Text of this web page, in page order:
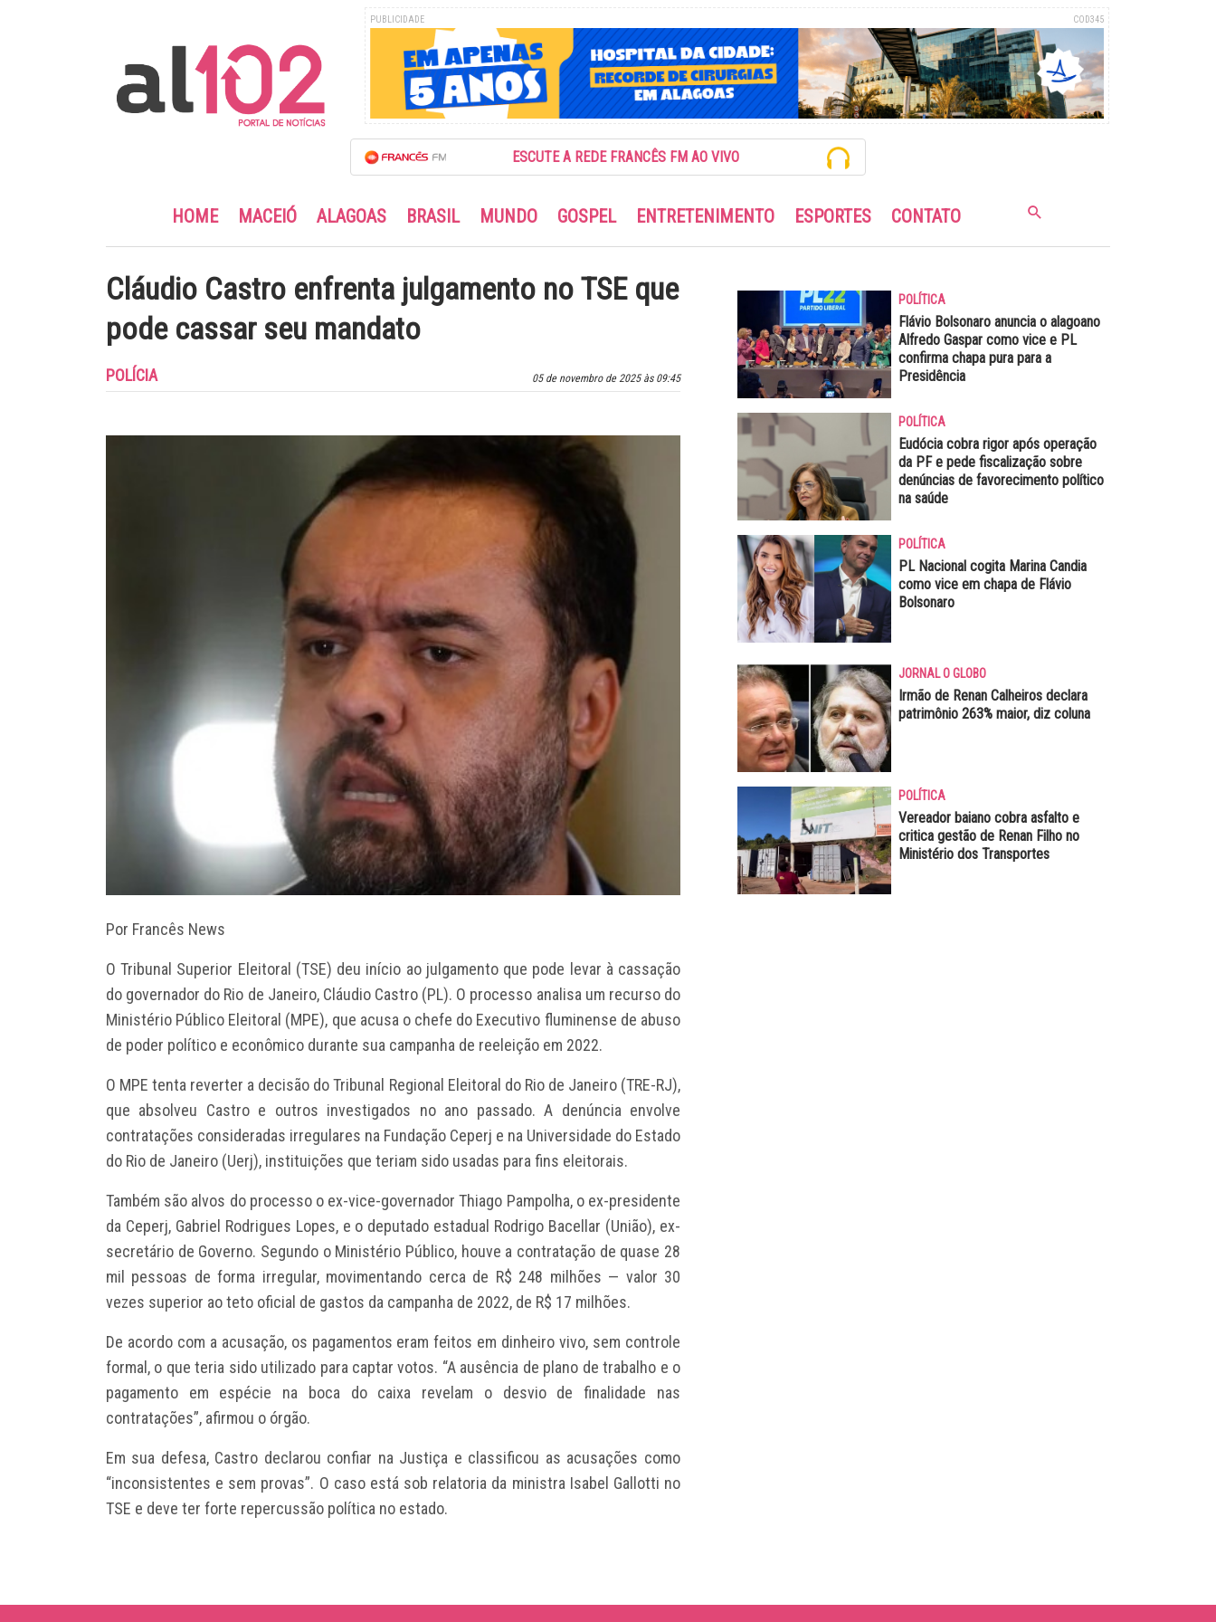
PUBLICIDADE COD345
ESCUTE A REDE FRANCÊS FM AO VIVO
HOME MACEIÓ ALAGOAS BRASIL MUNDO GOSPEL ENTRETENIMENTO ESPORTES CONTATO
Cláudio Castro enfrenta julgamento no TSE que
pode cassar seu mandato
05 de novembro de 2025 às 09:45
POLÍCIA
Por Francês News
O Tribunal Superior Eleitoral (TSE) deu início ao julgamento que pode levar à cassação
do governador do Rio de Janeiro, Cláudio Castro (PL). O processo analisa um recurso do
Ministério Público Eleitoral (MPE), que acusa o chefe do Executivo fluminense de abuso
de poder político e econômico durante sua campanha de reeleição em 2022.
O MPE tenta reverter a decisão do Tribunal Regional Eleitoral do Rio de Janeiro (TRE-RJ),
que absolveu Castro e outros investigados no ano passado. A denúncia envolve
contratações consideradas irregulares na Fundação Ceperj e na Universidade do Estado
do Rio de Janeiro (Uerj), instituições que teriam sido usadas para fins eleitorais.
Também são alvos do processo o ex-vice-governador Thiago Pampolha, o ex-presidente
da Ceperj, Gabriel Rodrigues Lopes, e o deputado estadual Rodrigo Bacellar (União), ex-
secretário de Governo. Segundo o Ministério Público, houve a contratação de quase 28
mil pessoas de forma irregular, movimentando cerca de R$ 248 milhões — valor 30
vezes superior ao teto oficial de gastos da campanha de 2022, de R$ 17 milhões.
De acordo com a acusação, os pagamentos eram feitos em dinheiro vivo, sem controle
formal, o que teria sido utilizado para captar votos. “A ausência de plano de trabalho e o
pagamento em espécie na boca do caixa revelam o desvio de finalidade nas
contratações”, afirmou o órgão.
Em sua defesa, Castro declarou confiar na Justiça e classificou as acusações como
“inconsistentes e sem provas”. O caso está sob relatoria da ministra Isabel Gallotti no
TSE e deve ter forte repercussão política no estado.
POLÍTICA
Flávio Bolsonaro anuncia o alagoano
Alfredo Gaspar como vice e PL
confirma chapa pura para a
Presidência
POLÍTICA
Eudócia cobra rigor após operação
da PF e pede fiscalização sobre
denúncias de favorecimento político
na saúde
POLÍTICA
PL Nacional cogita Marina Candia
como vice em chapa de Flávio
Bolsonaro
JORNAL O GLOBO
Irmão de Renan Calheiros declara
patrimônio 263% maior, diz coluna
POLÍTICA
Vereador baiano cobra asfalto e
critica gestão de Renan Filho no
Ministério dos Transportes